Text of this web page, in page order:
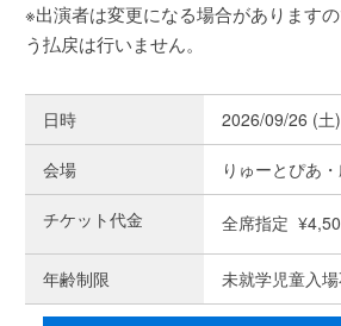
※出演者は変更になる場合があります
う払戻は行いません。
日時 2026/09/26 (
会場 りゅーとぴあ
チケット代金 全席指定
年齢制限 未就学児童入